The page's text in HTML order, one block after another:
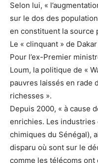
Selon lui, «
sur le dos des
en constituent la source
Le « clinquant » de Dakar
Pour l’ex-Premier
Loum, la politique de «
pauvres laissés en rade
richesses ».
Depuis 2000, « à cause
enrichies. Les industries
chimiques du Sénégal),
disparu où sont sur le
comme les télécoms ont